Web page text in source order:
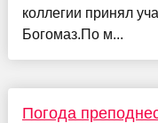
коллегии принял
Богомаз.По м...
Погода